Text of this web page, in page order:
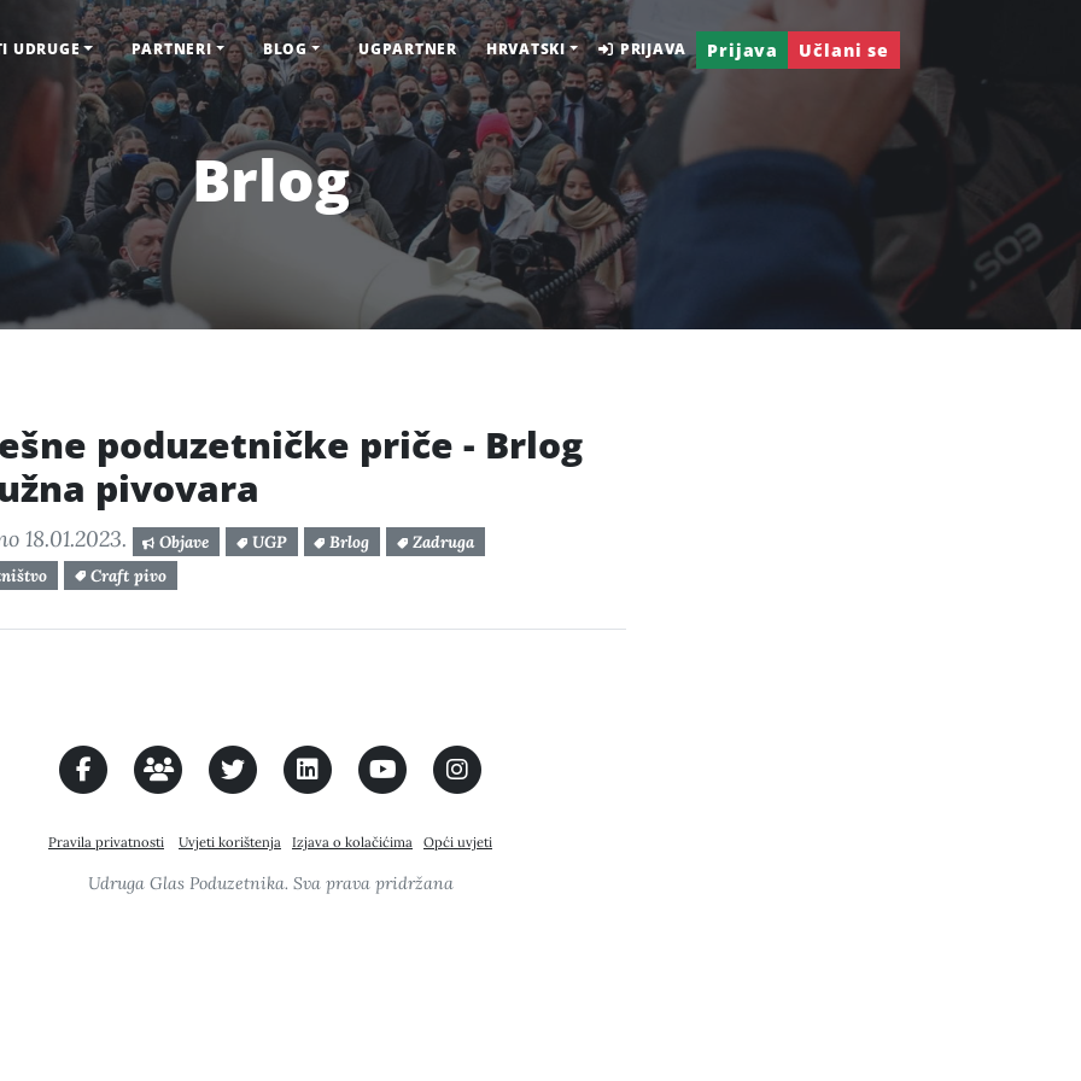
UDRUGE PARTNERI BLOG UGPARTNER HRVATSKI PRIJAVA Prijava Učlani se
Brlog
poduzetničke priče - Brlog
pivovara
18.01.2023. Objave UGP Brlog
Zadruga
Craft pivo
Pravila privatnosti Uvjeti korištenja Izjava o kolačićima Opći uvjeti
Udruga Glas Poduzetnika. Sva prava pridržana